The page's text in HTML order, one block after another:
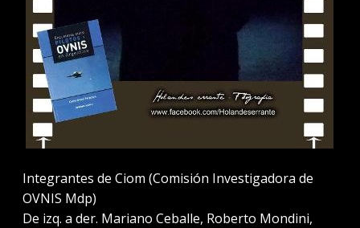
Integrantes de Ciom (Comisión Investigadora de
OVNIS Mdp)
De izq. a der. Mariano Ceballe, Roberto Mondini,